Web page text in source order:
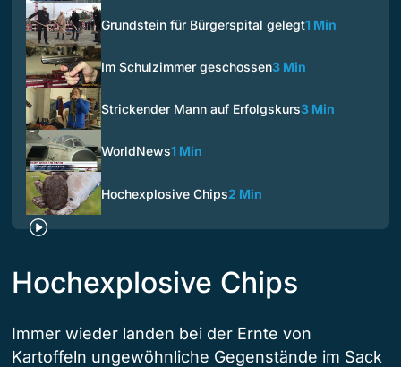
Grundstein für Bürgerspital gelegt1 Min
Im Schulzimmer geschossen3 Min
Strickender Mann auf Erfolgskurs3 Min
WorldNews1 Min
Hochexplosive Chips2 Min
Hochexplosive Chips
Immer wieder landen bei der Ernte von
Kartoffeln ungewöhnliche Gegenstände im Sack